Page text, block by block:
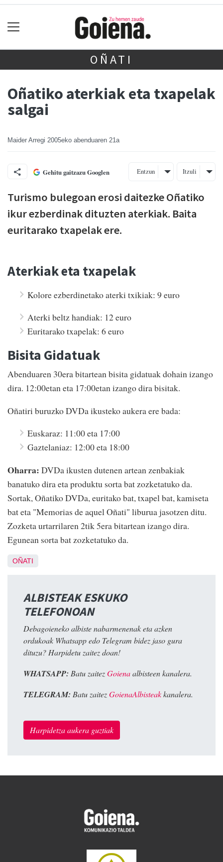
OÑATI
Oñatiko aterkiak eta txapelak
salgai
Maider Arregi 2005eko abenduaren 21a
Gehitu gaitzazu Googlen Entzun Itzuli
Turismo bulegoan erosi daitezke Oñatiko
ikur ezberdinak dituzten aterkiak. Baita
euritarako txapelak ere.
Aterkiak eta txapelak
Kolore ezberdinetako aterki txikiak: 9 euro
Aterki beltz handiak: 12 euro
Euritarako txapelak: 6 euro
Bisita Gidatuak
Abenduaren 30era bitartean bisita gidatuak dohain izango
dira. 12:00etan eta 17:00etan izango dira bisitak.
Oñatiri buruzko DVDa ikusteko aukera ere bada:
Euskaraz: 11:00 eta 17:00
Gaztelaniaz: 12:00 eta 18:00
Oharra: DVDa ikusten dutenen artean zenbakiak
banatuko dira eta produktu sorta bat zozketatuko da.
Sortak, Oñatiko DVDa, euritako bat, txapel bat, kamiseta
bat eta "Memorias de aquel Oñati" liburua jasotzen ditu.
Zozketa urtarrilaren 2tik 5era bitartean izango dira.
Egunean sorta bat zozketatuko da.
OÑATI
ALBISTEAK ESKUKO
TELEFONOAN
Debagoieneko albiste nabarmenenak eta azken
ordukoak Whatsapp edo Telegram bidez jaso gura
dituzu? Harpidetu zaitez doan!
WHATSAPP: Batu zaitezGoienaalbisteen kanalera.
TELEGRAM: Batu zaitezGoienaAlbisteakkanalera.
Harpidetza aukera guztiak